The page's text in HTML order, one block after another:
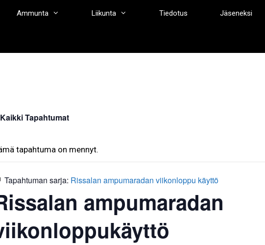
Ammunta Liikunta Tiedotus Jäseneksi
Tapahtumat
tapahtuma on mennyt.
Tapahtuman sarja: Rissalan ampumaradan viikonloppu käyttö
ampumaradan